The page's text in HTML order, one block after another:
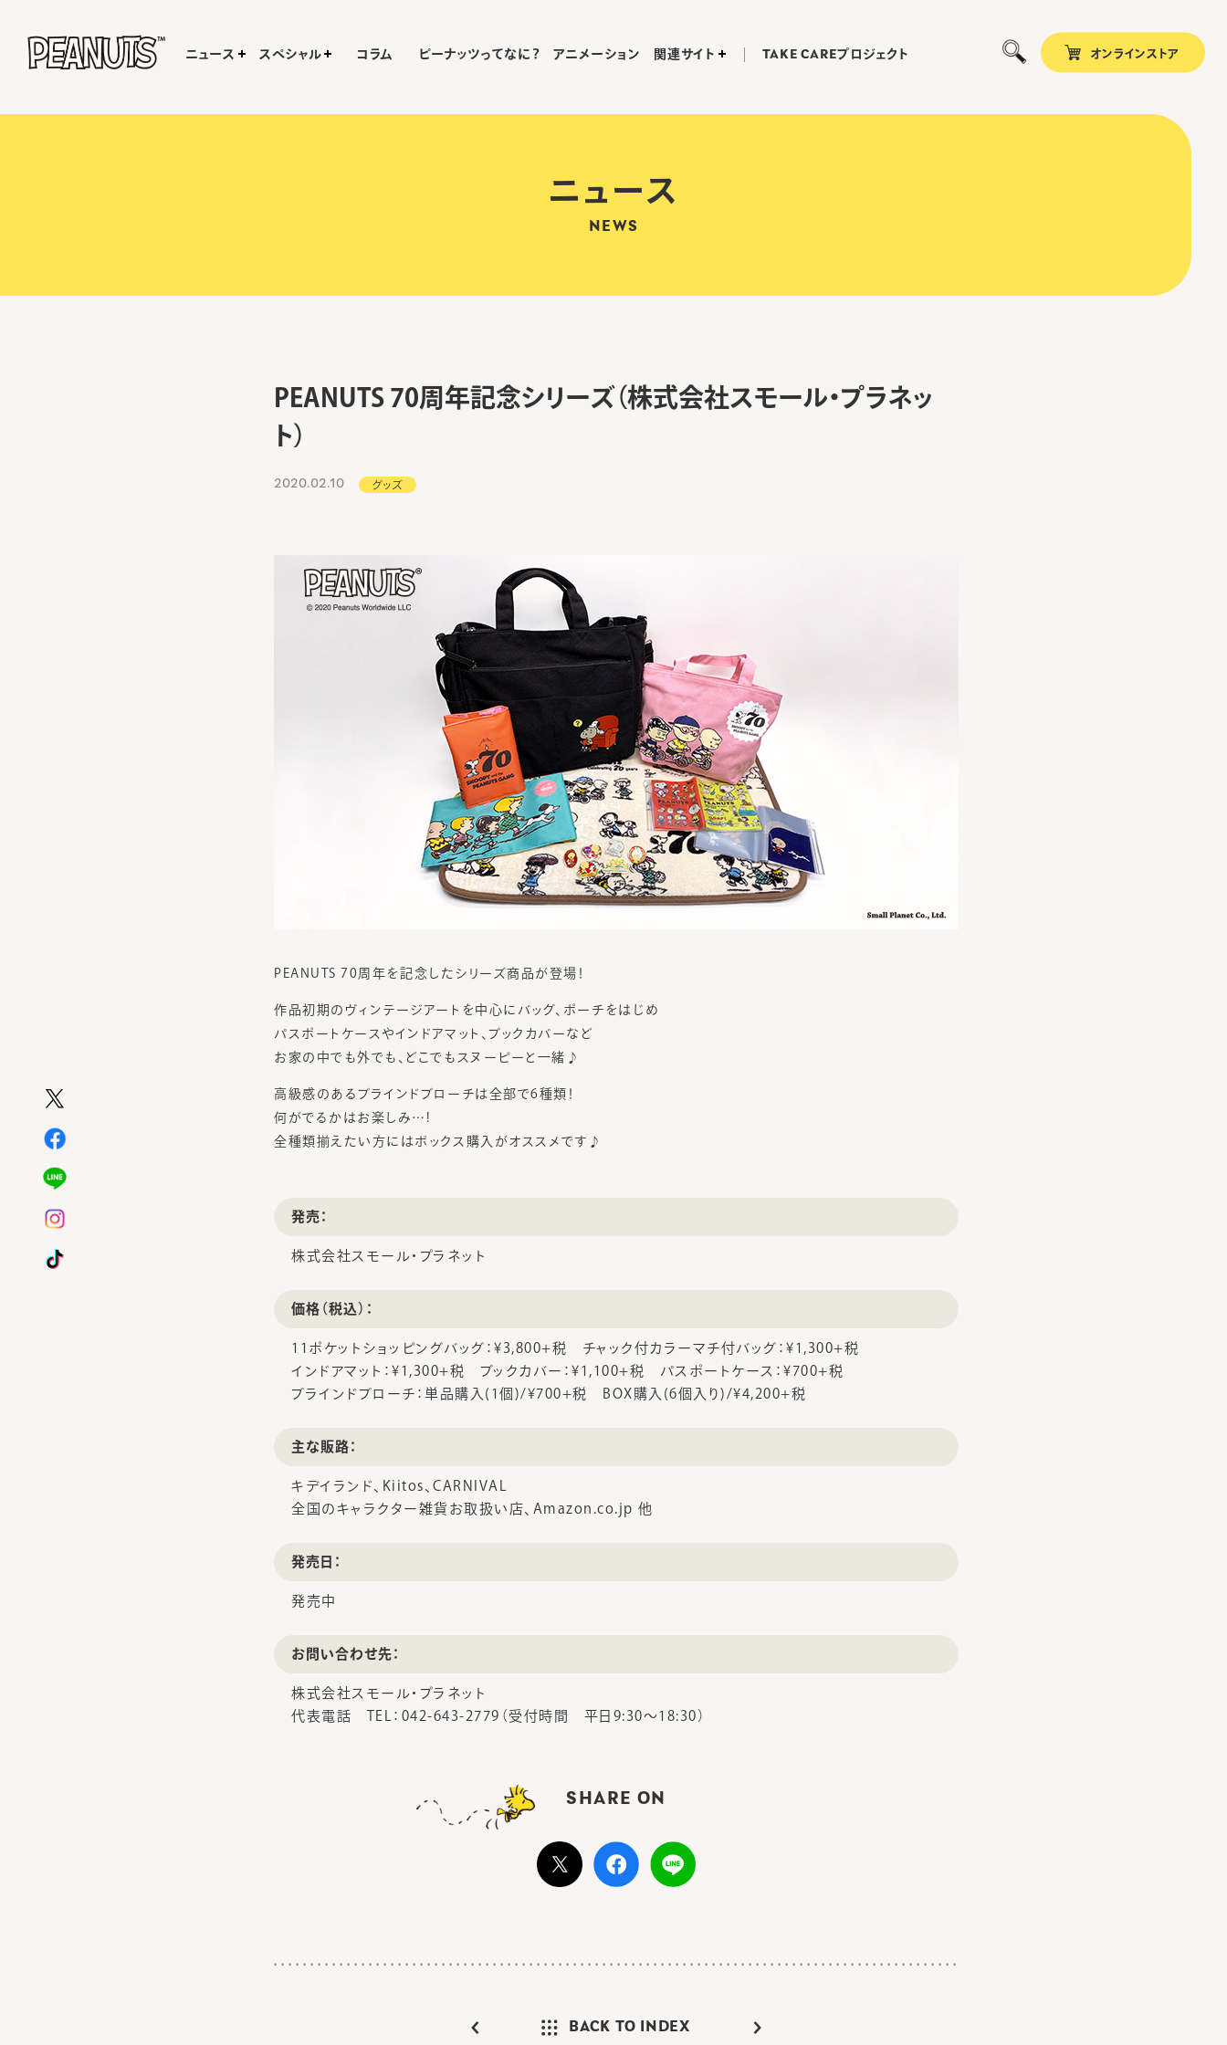
オンラインストア
ニュース スペシャル コラム ピーナッツってなに？ アニメーション 関連サイト TAKE CAREプロジェクト
ニュース
NEWS
PEANUTS 70周年記念シリーズ（株式会社スモール・プラネッ
ト）
2020.02.10 グッズ
PEANUTS 70周年を記念したシリーズ商品が登場！
作品初期のヴィンテージアートを中心にバッグ、ポーチをはじめ
パスポートケースやインドアマット、ブックカバーなど
お家の中でも外でも、どこでもスヌーピーと一緒♪
高級感のあるブラインドブローチは全部で6種類！
何がでるかはお楽しみ…!
全種類揃えたい方にはボックス購入がオススメです♪
発売：
株式会社スモール・プラネット
価格（税込）：
11ポケットショッピングバッグ：¥3,800+税 チャック付カラーマチ付バッグ：¥1,300+税
インドアマット：¥1,300+税 ブックカバー：¥1,100+税 パスポートケース：¥700+税
ブラインドブローチ：単品購入(1個)/¥700+税 BOX購入(6個入り)/¥4,200+税
主な販路：
キデイランド、Kiitos、CARNIVAL
全国のキャラクター雑貨お取扱い店、Amazon.co.jp 他
発売日：
発売中
お問い合わせ先：
株式会社スモール・プラネット
代表電話 TEL：042-643-2779（受付時間 平日9:30～18:30）
SHARE ON
BACK TO INDEX